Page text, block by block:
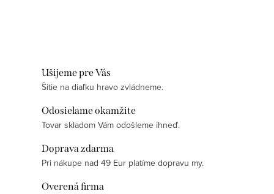
Ušijeme pre Vás
Šitie na diaľku hravo zvládneme.
Odosielame okamžite
Tovar skladom Vám odošleme ihneď.
Doprava zdarma
Pri nákupe nad 49 Eur platíme dopravu my.
Overená firma